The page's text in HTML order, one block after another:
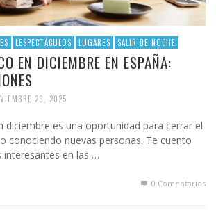
LESPECTÁCULOS LUGARES SALIR DE NOCHE
EN DICIEMBRE EN ESPAÑA:
29, 2025
diciembre es una oportunidad para cerrar el
conociendo nuevas personas. Te cuento
interesantes en las …
0 Comentarios